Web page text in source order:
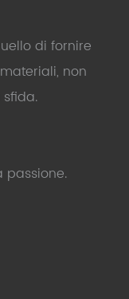
di fornire
non
passione.